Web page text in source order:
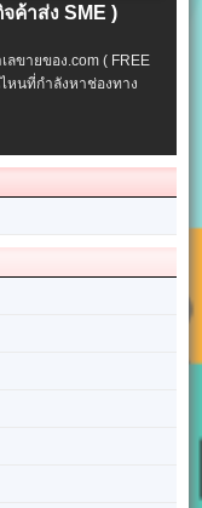
ค้าส่ง SME )
ลขายของ.com ( FREE
หนที่กำลังหาช่องทาง